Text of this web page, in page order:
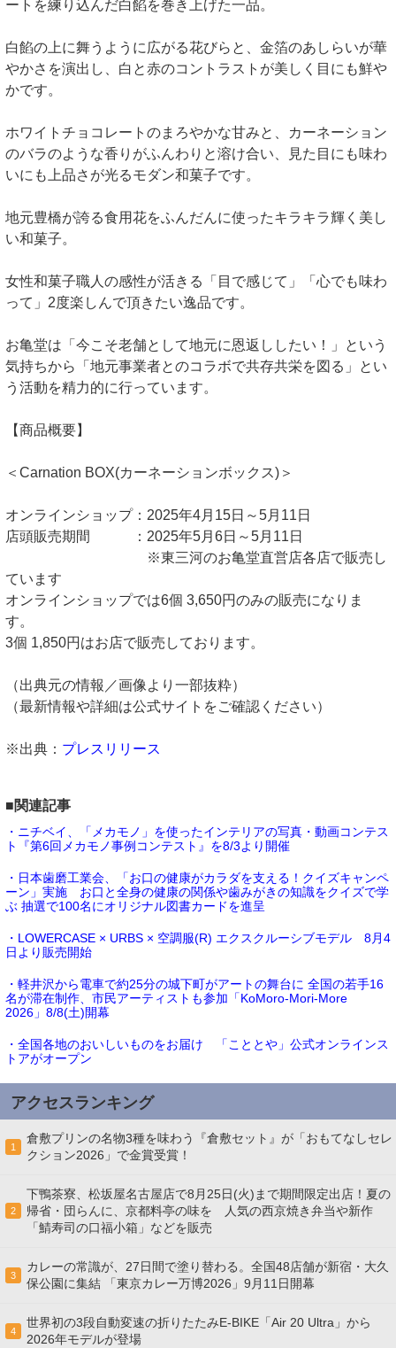
ートを練り込んだ白餡を巻き上げた一品。
白餡の上に舞うように広がる花びらと、金箔のあしらいが華
やかさを演出し、白と赤のコントラストが美しく目にも鮮や
かです。
ホワイトチョコレートのまろやかな甘みと、カーネーション
のバラのような香りがふんわりと溶け合い、見た目にも味わ
いにも上品さが光るモダン和菓子です。
地元豊橋が誇る食用花をふんだんに使ったキラキラ輝く美し
い和菓子。
女性和菓子職人の感性が活きる「目で感じて」「心でも味わ
って」2度楽しんで頂きたい逸品です。
お亀堂は「今こそ老舗として地元に恩返ししたい！」という
気持ちから「地元事業者とのコラボで共存共栄を図る」とい
う活動を精力的に行っています。
【商品概要】
＜Carnation BOX(カーネーションボックス)＞
オンラインショップ：2025年4月15日～5月11日
店頭販売期間 ：2025年5月6日～5月11日
※東三河のお亀堂直営店各店で販売し
ています
オンラインショップでは6個 3,650円のみの販売になりま
す。
3個 1,850円はお店で販売しております。
（出典元の情報／画像より一部抜粋）
（最新情報や詳細は公式サイトをご確認ください）
※出典： プレスリリース
■関連記事
・ニチベイ、「メカモノ」を使ったインテリアの写真・動画コンテス
ト『第6回メカモノ事例コンテスト』を8/3より開催
・日本歯磨工業会、「お口の健康がカラダを支える！クイズキャンペ
ーン」実施 お口と全身の健康の関係や歯みがきの知識をクイズで学
ぶ 抽選で100名にオリジナル図書カードを進呈
・LOWERCASE × URBS × 空調服(R) エクスクルーシブモデル 8月4
日より販売開始
・軽井沢から電車で約25分の城下町がアートの舞台に 全国の若手16
名が滞在制作、市民アーティストも参加「KoMoro-Mori-More
2026」8/8(土)開幕
・全国各地のおいしいものをお届け 「こととや」公式オンラインス
トアがオープン
アクセスランキング
1
倉敷プリンの名物3種を味わう『倉敷セット』が「おもてなしセレ
クション2026」で金賞受賞！
2
下鴨茶寮、松坂屋名古屋店で8月25日(火)まで期間限定出店！夏の
帰省・団らんに、京都料亭の味を 人気の西京焼き弁当や新作
「鯖寿司の口福小箱」などを販売
3
カレーの常識が、27日間で塗り替わる。全国48店舗が新宿・大久
保公園に集結 「東京カレー万博2026」9月11日開幕
4
世界初の3段自動変速の折りたたみE-BIKE「Air 20 Ultra」から
2026年モデルが登場